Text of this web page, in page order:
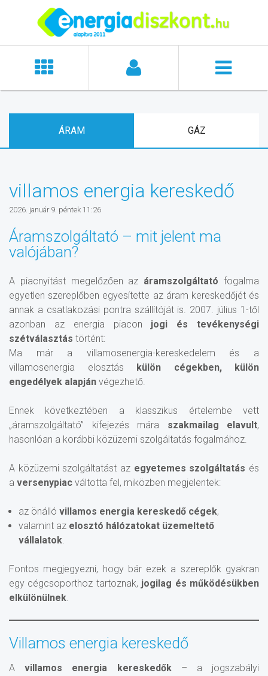
ÁRAM GÁZ
villamos energia kereskedő
2026. január 9. péntek 11:26
Áramszolgáltató – mit jelent ma
valójában?
A piacnyitást megelőzően az áramszolgáltató fogalma
egyetlen szereplőben egyesítette az áram kereskedőjét és
annak a csatlakozási pontra szállítóját is. 2007. július 1-től
azonban az energia piacon jogi és tevékenységi
szétválasztás történt:
Ma már a villamosenergia-kereskedelem és a
villamosenergia elosztás külön cégekben, külön
engedélyek alapján végezhető.
Ennek következtében a klasszikus értelembe vett
„áramszolgáltató” kifejezés mára szakmailag elavult,
hasonlóan a korábbi közüzemi szolgáltatás fogalmához.
A közüzemi szolgáltatást az egyetemes szolgáltatás és
a versenypiac váltotta fel, miközben megjelentek:
az önálló villamos energia kereskedő cégek,
valamint az elosztó hálózatokat üzemeltető
vállalatok.
Fontos megjegyezni, hogy bár ezek a szereplők gyakran
egy cégcsoporthoz tartoznak, jogilag és működésükben
elkülönülnek.
Villamos energia kereskedő
Avillamos energia kereskedők– a jogszabályi